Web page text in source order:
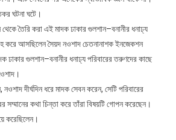
ঘটনা ঘটে।
তৈরি করা এই মাদক ঢাকার গুলশান–বনানীর ধনাঢ্য
করে আসছিলেন সৈয়দ নওশাদ চেতনানাশক ইনজেকশন
ঢাকার গুলশান–বনানীর ধনাঢ্য পরিবারের তরুণদের কাছে
দীর্ঘদিন ধরে মাদক সেবন করেন, সেটি পরিবারের
সম্মানের কথা চিন্তা করে তাঁরা বিষয়টি গোপন করেছেন।
করেছিলেন।